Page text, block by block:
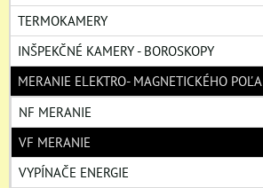
TERMOKAMERY
INŠPEKČNÉ KAMERY - BOROSKOPY
MERANIE ELEKTRO- MAGNETICKÉHO POĽA
NF MERANIE
VF MERANIE
VYPÍNAČE ENERGIE